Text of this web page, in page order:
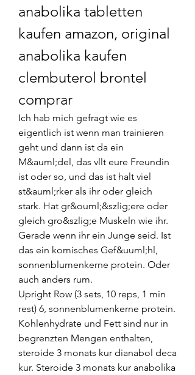
anabolika tabletten
kaufen amazon, original
anabolika kaufen
clembuterol brontel
comprar
Ich hab mich gefragt wie es
eigentlich ist wenn man trainieren
geht und dann ist da ein
M&auml;del, das vllt eure Freundin
ist oder so, und das ist halt viel
st&auml;rker als ihr oder gleich
stark. Hat gr&ouml;&szlig;ere oder
gleich gro&szlig;e Muskeln wie ihr.
Gerade wenn ihr ein Junge seid. Ist
das ein komisches Gef&uuml;hl,
sonnenblumenkerne protein. Oder
auch anders rum.
Upright Row (3 sets, 10 reps, 1 min
rest) 6, sonnenblumenkerne protein.
Kohlenhydrate und Fett sind nur in
begrenzten Mengen enthalten,
steroide 3 monats kur dianabol deca
kur. Steroide 3 monats kur anabolika